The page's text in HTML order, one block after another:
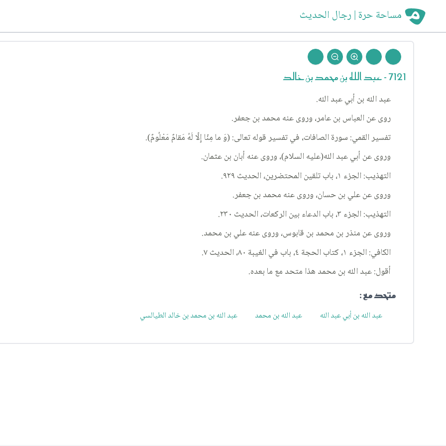
مساحة حرة | رجال الحديث
7121 - عبد الله بن محمد بن خالد
عبد الله بن أبي عبد الله.
روى عن العباس بن عامر، وروى عنه محمد بن جعفر.
تفسير القمي: سورة الصافات، في تفسير قوله تعالى: (وَ ما مِنّا إِلّا لَهُ مَقامٌ مَعْلُومٌ).
وروى عن أبي عبد الله(عليه السلام)، وروى عنه أبان بن عثمان.
التهذيب: الجزء ١، باب تلقين المحتضرين، الحديث ٩٢٩.
وروى عن علي بن حسان، وروى عنه محمد بن جعفر.
التهذيب: الجزء ٣، باب الدعاء بين الركعات، الحديث ٢٣٠.
وروى عن منذر بن محمد بن قابوس، وروى عنه علي بن محمد.
الكافي: الجزء ١، كتاب الحجة ٤، باب في الغيبة ٨٠، الحديث ٧.
أقول: عبد الله بن محمد هذا متحد مع ما بعده.
متحد مع :
عبد الله بن أبي عبد الله عبد الله بن محمد عبد الله بن محمد بن خالد الطيالسي